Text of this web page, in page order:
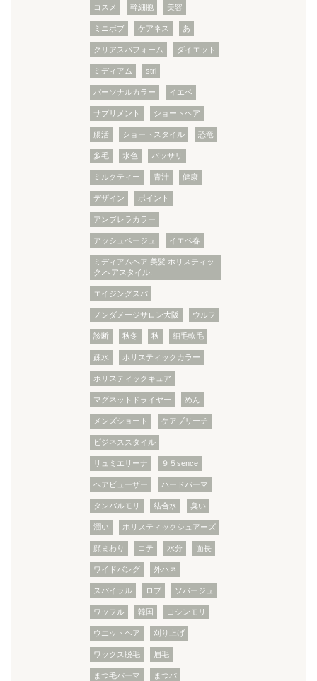
コスメ 幹細胞 美容
ミニボブ ケアネス あ
クリアスパフォーム ダイエット
ミディアム stri
パーソナルカラー イエベ
サプリメント ショートヘア
腸活 ショートスタイル 恐竜
多毛 水色 バッサリ
ミルクティー 青汁 健康
デザイン ポイント
アンブレラカラー
アッシュベージュ イエベ春
ミディアムヘア.美髪.ホリスティッ
ク.ヘアスタイル.
エイジングスパ
ノンダメージサロン大阪 ウルフ
診断 秋冬 秋 細毛軟毛
疎水 ホリスティックカラー
ホリスティックキュア
マグネットドライヤー めん
メンズショート ケアブリーチ
ビジネススタイル
リュミエリーナ ９５sence
ヘアビューザー ハードパーマ
タンバルモリ 結合水 臭い
潤い ホリスティックシュアーズ
顔まわり コテ 水分 面長
ワイドバング 外ハネ
スパイラル ロブ ソバージュ
ワッフル 韓国 ヨシンモリ
ウエットヘア 刈り上げ
ワックス脱毛 眉毛
まつ毛パーマ まつパ